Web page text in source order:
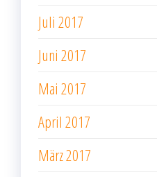
Juli 2017
Juni 2017
Mai 2017
April 2017
März 2017